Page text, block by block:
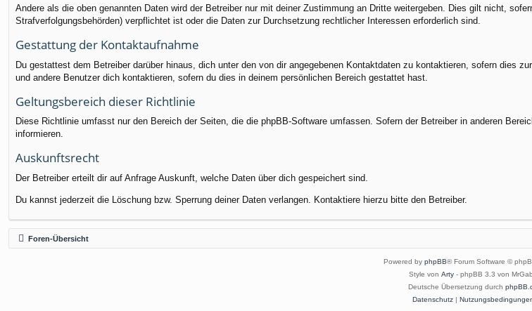
Andere als die oben genannten Daten wird der Betreiber nur mit deiner Zustimmung an Dritte weitergeben. Dies gilt nicht,
Strafverfolgungsbehörden) verpflichtet ist oder die Daten zur Durchsetzung rechtlicher Interessen erforderlich sind.
Gestattung der Kontaktaufnahme
Du gestattest dem Betreiber darüber hinaus, dich unter den von dir angegebenen Kontaktdaten zu kontaktieren, sofern dies
und andere Benutzer dich kontaktieren, sofern du dies in deinem persönlichen Bereich gestattet hast.
Geltungsbereich dieser Richtlinie
Diese Richtlinie umfasst nur den Bereich der Seiten, die die phpBB-Software umfassen. Sofern der Betreiber in anderen
informieren.
Auskunftsrecht
Der Betreiber erteilt dir auf Anfrage Auskunft, welche Daten über dich gespeichert sind.
Du kannst jederzeit die Löschung bzw. Sperrung deiner Daten verlangen. Kontaktiere hierzu bitte den Betreiber.
Foren-Übersicht
Powered by phpBB® Forum Software ©
Style von Arty - phpBB 3.3 von
Deutsche Übersetzung durch
Datenschutz|